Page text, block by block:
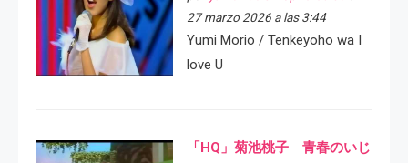
27 marzo 2026 a las 3:44
Yumi Morio / Tenkeyoho wa I
love U
「HQ」菊池桃子 青春のいじ